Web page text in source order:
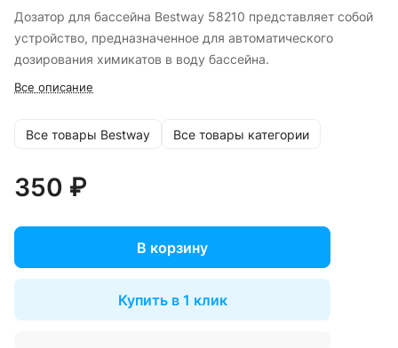
Дозатор для бассейна Bestway 58210 представляет собой
устройство, предназначенное для автоматического
дозирования химикатов в воду бассейна.
Все описание
Все товары Bestway Все товары категории
350 ₽
В корзину
Купить в 1 клик